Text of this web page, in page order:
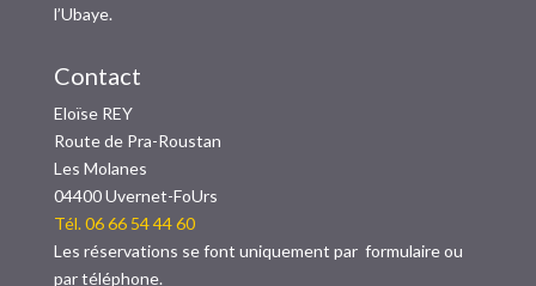
l’Ubaye.
Contact
Eloïse REY
Route de Pra-Roustan
Les Molanes
04400 Uvernet-FoUrs
Tél. 06 66 54 44 60
Les réservations se font uniquement par formulaireou
partéléphone.